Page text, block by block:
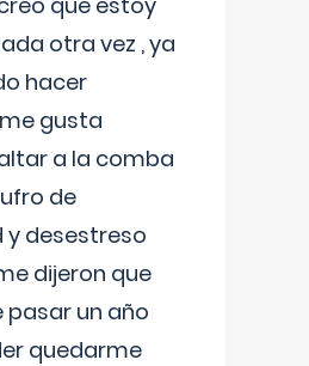
otra vez , ya
hacer
gusta
a la comba
de
y desestreso
dijeron que
pasar un año
quedarme